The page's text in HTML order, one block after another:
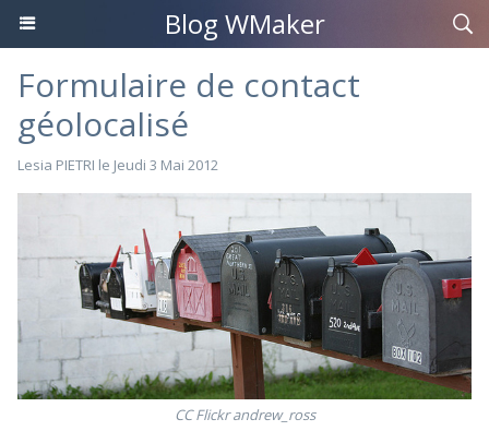
Blog WMaker
Formulaire de contact
géolocalisé
Lesia PIETRI le Jeudi 3 Mai 2012
CC Flickr andrew_ross